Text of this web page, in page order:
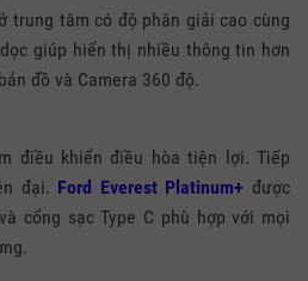
trung tâm có độ phân giải cao cùng
giúp hiển thị nhiều thông tin hơn
đồ và Camera 360 độ.
điều khiển điều hòa tiện lợi. Tiếp
đại. Ford Everest Platinum+ được
cổng sạc Type C phù hợp với mọi